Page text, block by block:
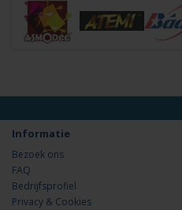
Informatie
Bezoek ons
FAQ
Bedrijfsprofiel
Privacy & Cookies